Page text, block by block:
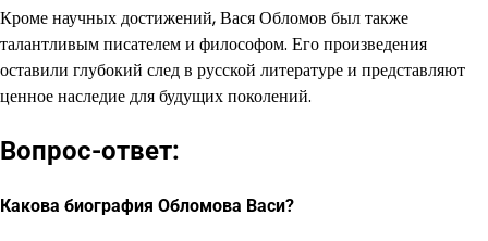
Кроме научных достижений, Вася Обломов был также
талантливым писателем и философом. Его произведения
оставили глубокий след в русской литературе и представляют
ценное наследие для будущих поколений.
Вопрос-ответ:
Какова биография Обломова Васи?